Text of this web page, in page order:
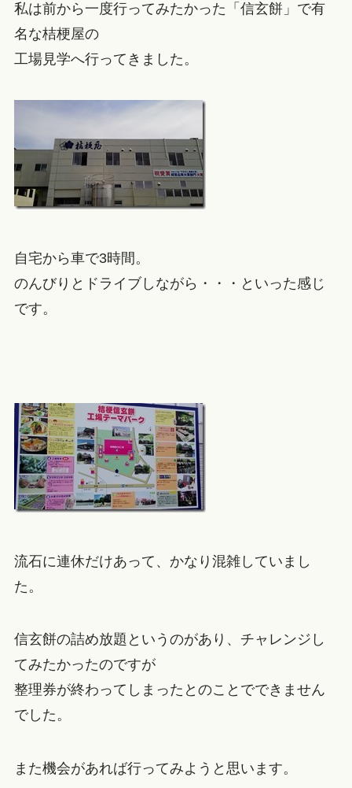
私は前から一度行ってみたかった「信玄餅」で有
名な桔梗屋の
工場見学へ行ってきました。
自宅から車で3時間。
のんびりとドライブしながら・・・といった感じ
です。
流石に連休だけあって、かなり混雑していまし
た。
信玄餅の詰め放題というのがあり、チャレンジし
てみたかったのですが
整理券が終わってしまったとのことでできません
でした。
また機会があれば行ってみようと思います。